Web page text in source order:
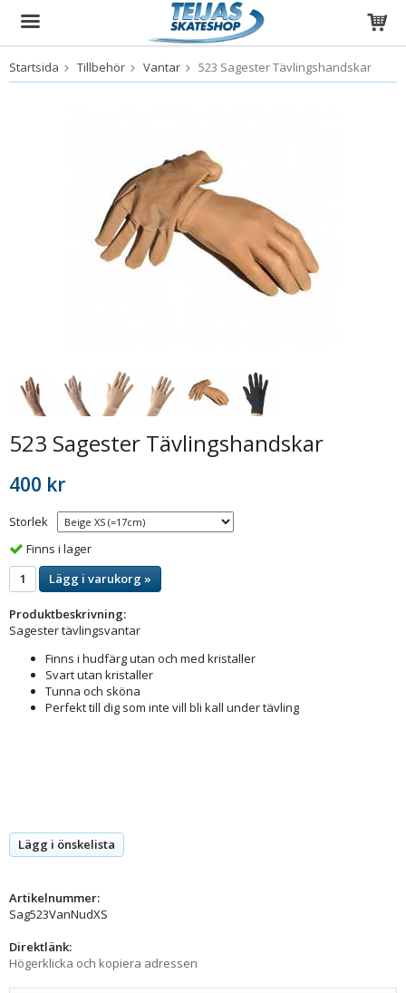
Produkten har blivit tillagd i varukorgen
Startsida Tillbehör Vantar 523 Sagester Tävlingshandskar
523 Sagester Tävlingshandskar
400 kr
Storlek
Finns i lager
Lägg i varukorg »
Produktbeskrivning:
Sagester tävlingsvantar
Finns i hudfärg utan och med kristaller
Svart utan kristaller
Tunna och sköna
Perfekt till dig som inte vill bli kall under tävling
Lägg i önskelista
Artikelnummer:
Sag523VanNudXS
Direktlänk:
Högerklicka och kopiera adressen